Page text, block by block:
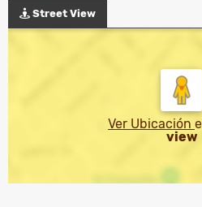
Street View
Ver Ubicación
view